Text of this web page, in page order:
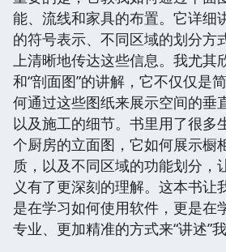
能、流线和家具的布置。它详细
的符号表示、不同区域的划分方
上清晰地传达这些信息。我尤其
和“剖面图”的讲解，它不仅仅是
何通过这些图纸来展示空间的垂
以及施工的细节。书里用了很多
个厨房的立面图，它如何展示橱
质，以及不同区域的功能划分，
义有了更深刻的理解。这本书让
是在学习如何使用软件，更是在
专业、更加精准的方式来“讲述”我